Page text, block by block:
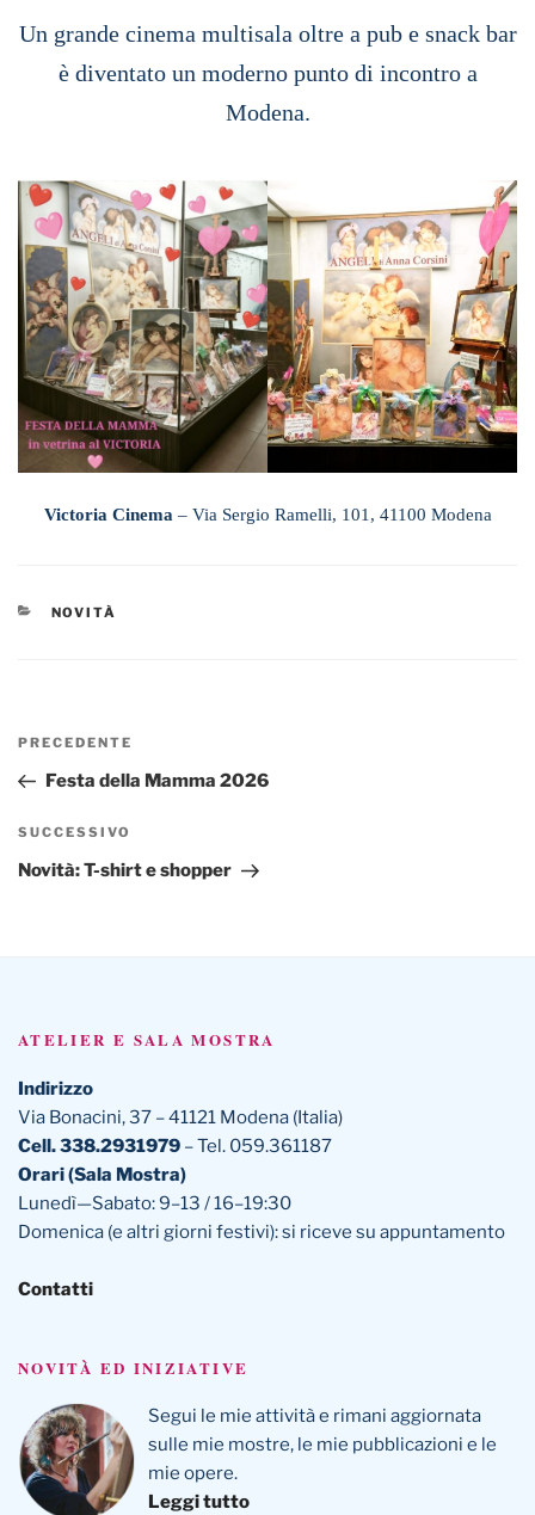
Un grande cinema multisala oltre a pub e snack bar
è diventato un moderno punto di incontro a
Modena.
Victoria Cinema – Via Sergio Ramelli, 101, 41100 Modena
CATEGORIE
NOVITÀ
Navigazione
Articolo
precedente:
PRECEDENTE
Festa della Mamma 2026
Articolo
successivo
SUCCESSIVO
Novità: T-shirt e shopper
ATELIER E SALA MOSTRA
Indirizzo
Via Bonacini, 37 – 41121 Modena (Italia)
Cell. 338.2931979 – Tel. 059.361187
Orari (Sala Mostra)
Lunedì—Sabato: 9–13 / 16–19:30
Domenica (e altri giorni festivi): si riceve su appuntamento
Contatti
NOVITÀ ED INIZIATIVE
Segui le mie attività e rimani aggiornata
sulle mie mostre, le mie pubblicazioni e le
mie opere.
Leggi tutto